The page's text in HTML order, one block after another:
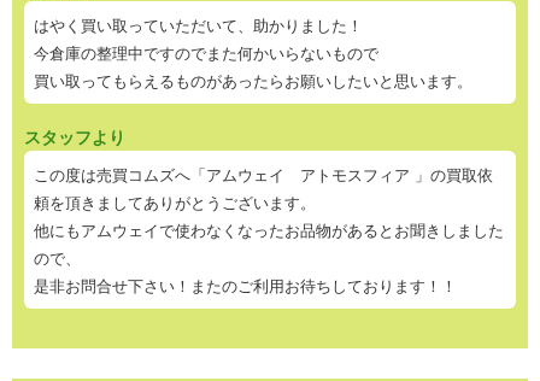
はやく買い取っていただいて、助かりました！
今倉庫の整理中ですのでまた何かいらないもので
買い取ってもらえるものがあったらお願いしたいと思います。
スタッフより
この度は売買コムズへ「アムウェイ アトモスフィア 」の買取依
頼を頂きましてありがとうございます。
他にもアムウェイで使わなくなったお品物があるとお聞きしました
ので、
是非お問合せ下さい！またのご利用お待ちしております！！